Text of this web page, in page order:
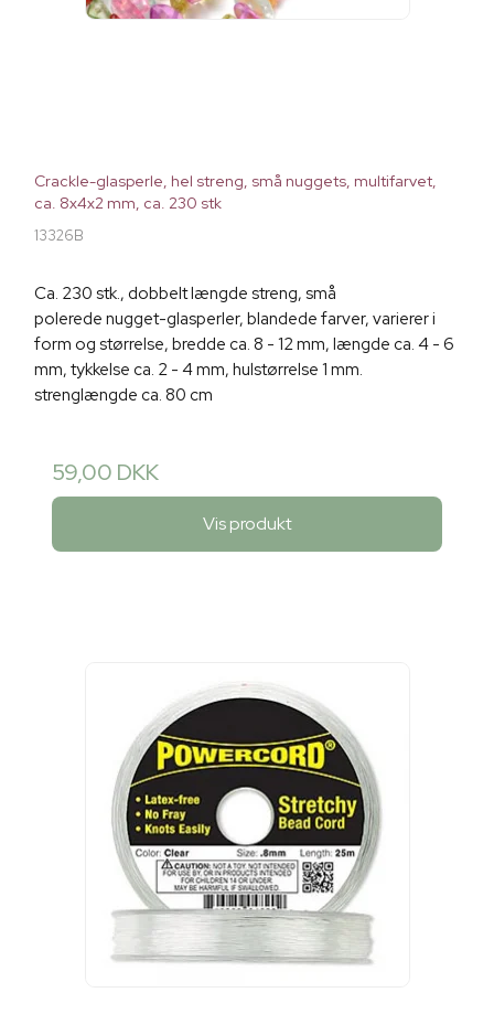
Crackle-glasperle, hel streng, små nuggets, multifarvet,
ca. 8x4x2 mm, ca. 230 stk
13326B
Ca. 230 stk., dobbelt længde streng, små
polerede nugget-glasperler, blandede farver, varierer i
form og størrelse, bredde ca. 8 - 12 mm, længde ca. 4 - 6
mm, tykkelse ca. 2 - 4 mm, hulstørrelse 1 mm.
strenglængde ca. 80 cm
59,00 DKK
Vis produkt